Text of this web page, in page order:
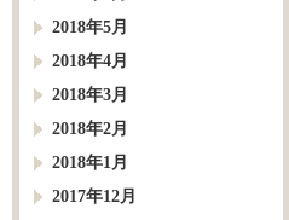
2018年5月
2018年4月
2018年3月
2018年2月
2018年1月
2017年12月